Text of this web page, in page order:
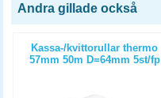
Andra gillade också
Kassa-/kvittorullar thermo
57mm 50m D=64mm 5st/fp